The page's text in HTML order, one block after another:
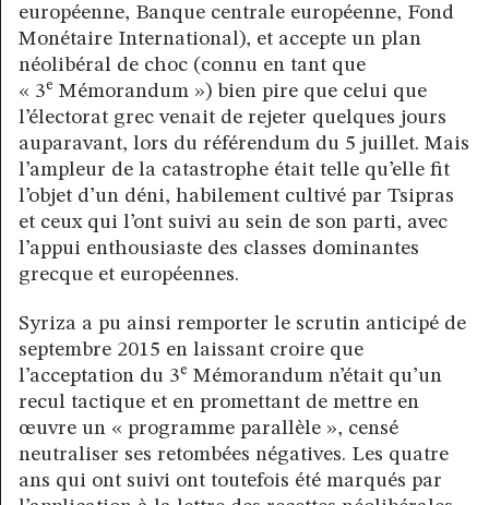
européenne, Banque centrale européenne, Fond
Monétaire International), et accepte un plan
néolibéral de choc (connu en tant que
« 3e Mémorandum ») bien pire que celui que
l’électorat grec venait de rejeter quelques jours
auparavant, lors du référendum du 5 juillet. Mais
l’ampleur de la catastrophe était telle qu’elle fit
l’objet d’un déni, habilement cultivé par Tsipras
et ceux qui l’ont suivi au sein de son parti, avec
l’appui enthousiaste des classes dominantes
grecque et européennes.
Syriza a pu ainsi remporter le scrutin anticipé de
septembre 2015 en laissant croire que
l’acceptation du 3e Mémorandum n’était qu’un
recul tactique et en promettant de mettre en
œuvre un « programme parallèle », censé
neutraliser ses retombées négatives. Les quatre
ans qui ont suivi ont toutefois été marqués par